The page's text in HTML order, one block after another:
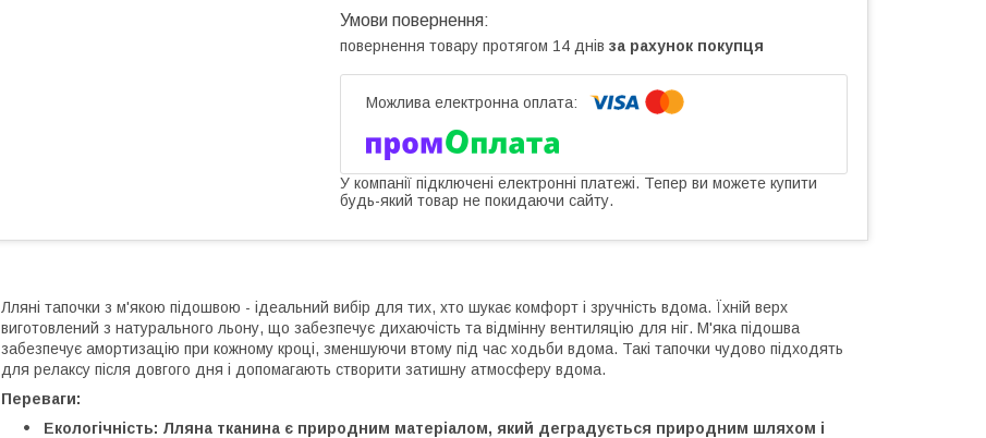
повернення товару протягом 14 днів за рахунок покупця
У компанії підключені електронні платежі. Тепер ви можете купити
будь-який товар не покидаючи сайту.
Лляні тапочки з м'якою підошвою - ідеальний вибір для тих, хто шукає комфорт і зручність вдома. Їхній верх
виготовлений з натурального льону, що забезпечує дихаючість та відмінну вентиляцію для ніг. М'яка підошва
забезпечує амортизацію при кожному кроці, зменшуючи втому під час ходьби вдома. Такі тапочки чудово підходять
для релаксу після довгого дня і допомагають створити затишну атмосферу вдома.
Переваги:
Екологічність: Лляна тканина є природним матеріалом, який деградується природним шляхом і